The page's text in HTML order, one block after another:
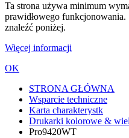
Ta strona używa minimum
prawidłowego funkcjonowania.
znaleźć poniżej.
Więcej informacji
OK
STRONA GŁÓWNA
Wsparcie techniczne
Karta charakterystk
Drukarki kolorowe &
Pro9420WT